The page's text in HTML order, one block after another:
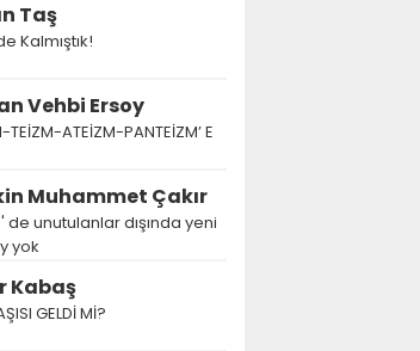
Taş
Kalmıştık!
Vehbi Ersoy
TEİZM-ATEİZM-PANTEİZM’ E
Muhammet Çakır
de unutulanlar dışında yeni
yok
Kabaş
GELDİ Mİ?